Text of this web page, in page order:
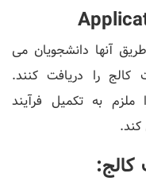
آنها دانشجویان می
کالج را دریافت کنند.
ملزم به تکمیل فرآیند